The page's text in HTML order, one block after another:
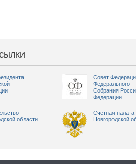
Совет
Федерального
Собрания
Федерации
области
Счетная палата
Новгородской